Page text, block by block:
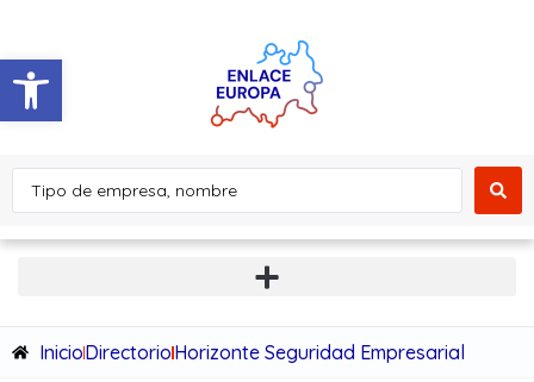
Abrir barra de herramientas
InicioDirectorioHorizonte Seguridad Empresarial